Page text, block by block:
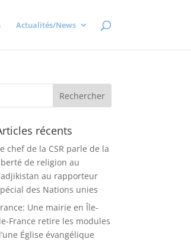
Actualités/News
récents
chef de la CSR parle de la
de religion au
au rapporteur
des Nations unies
Une mairie en Île-
France retire les modules
Église évangélique